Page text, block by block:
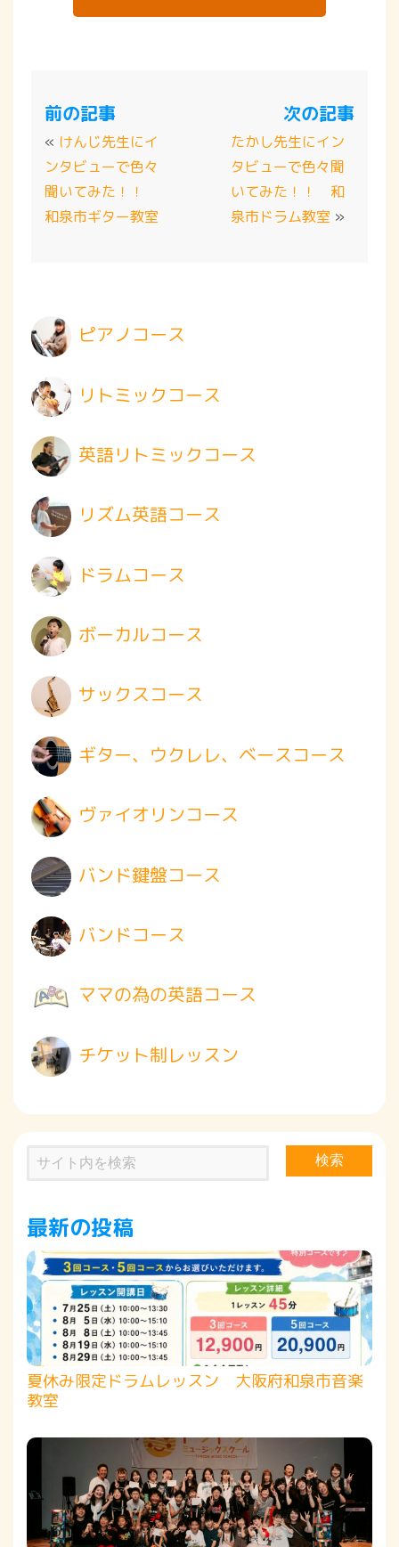
前の記事
« けんじ先生にイ
ンタビューで色々
聞いてみた！！
和泉市ギター教室
次の記事
たかし先生にイン
タビューで色々聞
いてみた！！ 和
泉市ドラム教室 »
ピアノコース
リトミックコース
英語リトミックコース
リズム英語コース
ドラムコース
ボーカルコース
サックスコース
ギター、ウクレレ、ベースコース
ヴァイオリンコース
バンド鍵盤コース
バンドコース
ママの為の英語コース
チケット制レッスン
検索
最新の投稿
夏休み限定ドラムレッスン 大阪府和泉市音楽
教室